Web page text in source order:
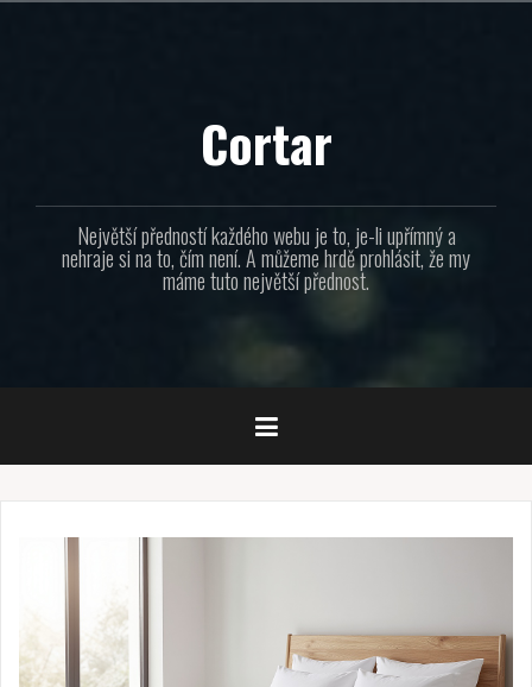
Cortar
Největší předností každého webu je to, je-li upřímný a
nehraje si na to, čím není. A můžeme hrdě prohlásit, že my
máme tuto největší přednost.